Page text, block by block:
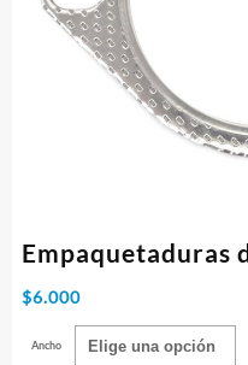
Empaquetaduras
$6.000
Ancho